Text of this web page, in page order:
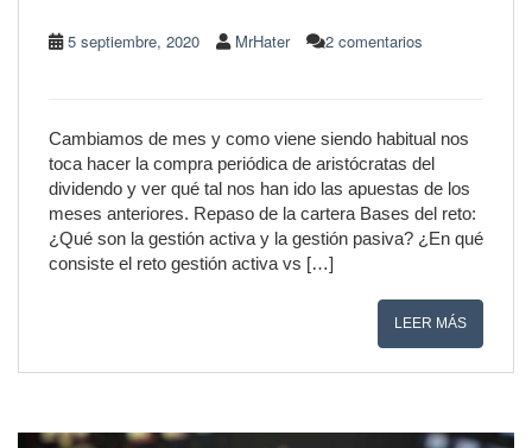
5 septiembre, 2020 MrHater 2 comentarios
Cambiamos de mes y como viene siendo habitual nos
toca hacer la compra periódica de aristócratas del
dividendo y ver qué tal nos han ido las apuestas de los
meses anteriores. Repaso de la cartera Bases del reto:
¿Qué son la gestión activa y la gestión pasiva? ¿En qué
consiste el reto gestión activa vs […]
LEER MÁS